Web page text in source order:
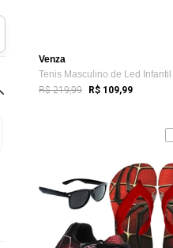
Venza
R$ 219,99 R$ 109,99